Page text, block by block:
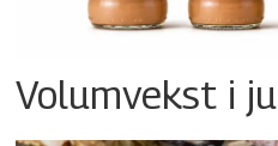
Volumvekst i